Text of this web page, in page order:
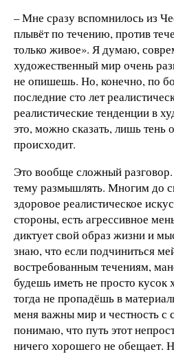
– Мне сразу вспомнилось из
плывёт по течению, против
только живое». Я думаю,
художественный мир очень
не опишешь. Но, конечно, по
последние сто лет
реалистические тенденции в
это, можно сказать, лишь тень
происходит.
Это вообще сложный
тему размышлять. Многим до
здоровое реалистическое
стороны, есть агрессивное
диктует свой образ жизни и
знаю, что если подчиниться
востребованным течениям,
будешь иметь не просто
тогда не пропадёшь в
меня важны мир и честность
понимаю, что путь этот
ничего хорошего не обещает.